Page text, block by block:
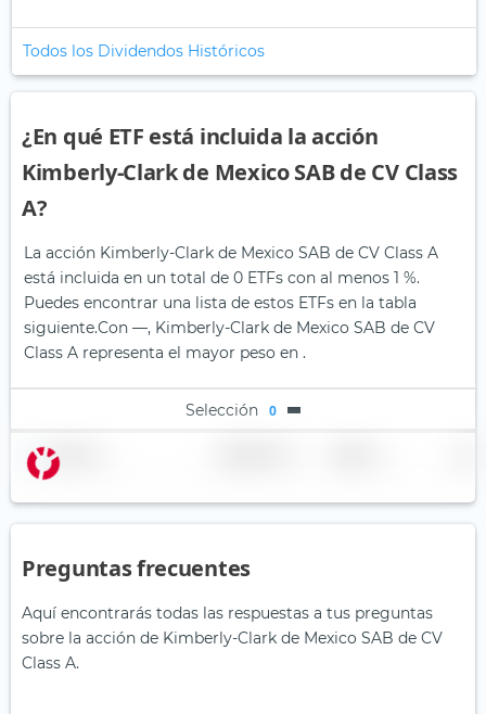
Todos los Dividendos Históricos
¿En qué ETF está incluida la acción
Kimberly-Clark de Mexico SAB de CV Class
A?
La acción Kimberly-Clark de Mexico SAB de CV Class A
está incluida en un total de 0 ETFs con al menos 1 %.
Puedes encontrar una lista de estos ETFs en la tabla
siguiente.Con —, Kimberly-Clark de Mexico SAB de CV
Class A representa el mayor peso en .
Selección 0
Nombre
Preguntas frecuentes
Aquí encontrarás todas las respuestas a tus preguntas
sobre la acción de Kimberly-Clark de Mexico SAB de CV
Class A.